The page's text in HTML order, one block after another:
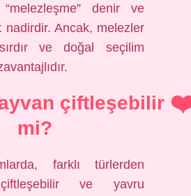
denir ve
nadirdir. Ancak, melezler
ve doğal seçilim
çiftleşebilir
mi?
farklı türlerden
ve yavru